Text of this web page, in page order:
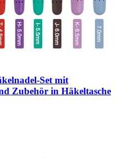
Set mit
Zubehör in Häkeltasche